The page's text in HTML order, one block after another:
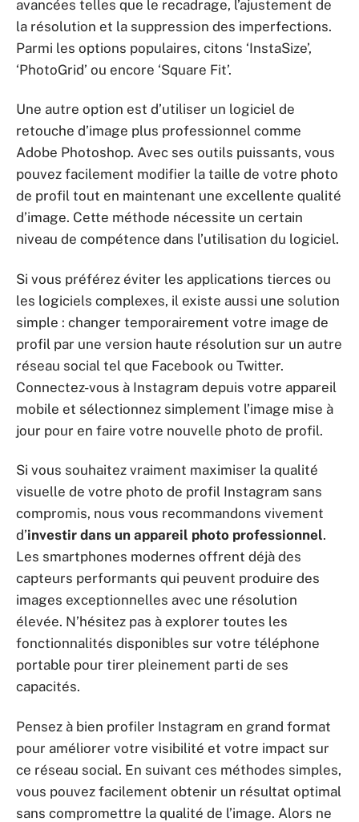
avancées telles que le recadrage, l’ajustement de
la résolution et la suppression des imperfections.
Parmi les options populaires, citons ‘InstaSize’,
‘PhotoGrid’ ou encore ‘Square Fit’.
Une autre option est d’utiliser un logiciel de
retouche d’image plus professionnel comme
Adobe Photoshop. Avec ses outils puissants, vous
pouvez facilement modifier la taille de votre photo
de profil tout en maintenant une excellente qualité
d’image. Cette méthode nécessite un certain
niveau de compétence dans l’utilisation du logiciel.
Si vous préférez éviter les applications tierces ou
les logiciels complexes, il existe aussi une solution
simple : changer temporairement votre image de
profil par une version haute résolution sur un autre
réseau social tel que Facebook ou Twitter.
Connectez-vous à Instagram depuis votre appareil
mobile et sélectionnez simplement l’image mise à
jour pour en faire votre nouvelle photo de profil.
Si vous souhaitez vraiment maximiser la qualité
visuelle de votre photo de profil Instagram sans
compromis, nous vous recommandons vivement
d’investir dans un appareil photo professionnel.
Les smartphones modernes offrent déjà des
capteurs performants qui peuvent produire des
images exceptionnelles avec une résolution
élevée. N’hésitez pas à explorer toutes les
fonctionnalités disponibles sur votre téléphone
portable pour tirer pleinement parti de ses
capacités.
Pensez à bien profiler Instagram en grand format
pour améliorer votre visibilité et votre impact sur
ce réseau social. En suivant ces méthodes simples,
vous pouvez facilement obtenir un résultat optimal
sans compromettre la qualité de l’image. Alors ne